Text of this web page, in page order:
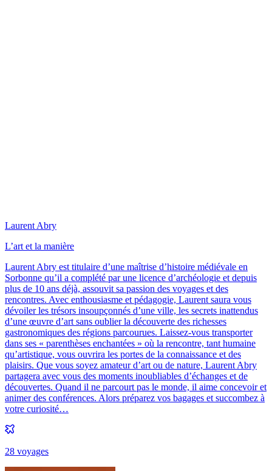
Laurent Abry
L’art et la manière
Laurent Abry est titulaire d’une maîtrise d’histoire médiévale en
Sorbonne qu’il a complété par une licence d’archéologie et depuis
plus de 10 ans déjà, assouvit sa passion des voyages et des
rencontres. Avec enthousiasme et pédagogie, Laurent saura vous
dévoiler les trésors insoupçonnés d’une ville, les secrets inattendus
d’une œuvre d’art sans oublier la découverte des richesses
gastronomiques des régions parcourues. Laissez-vous transporter
dans ses « parenthèses enchantées » où la rencontre, tant humaine
qu’artistique, vous ouvrira les portes de la connaissance et des
plaisirs. Que vous soyez amateur d’art ou de nature, Laurent Abry
partagera avec vous des moments inoubliables d’échanges et de
découvertes. Quand il ne parcourt pas le monde, il aime concevoir et
animer des conférences. Alors préparez vos bagages et succombez à
votre curiosité…
28 voyages